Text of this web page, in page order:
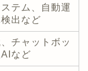
テム、自動運
出など
チャットボッ
AIなど